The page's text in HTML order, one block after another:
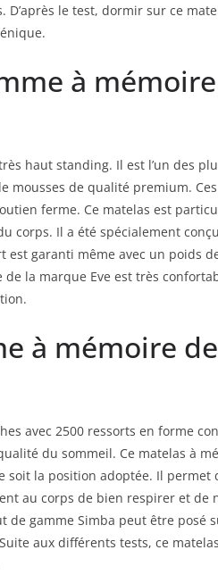
D’après le test, dormir sur ce
à
haut standing. Il est l’un des
mousses de qualité premium.
ferme. Ce matelas est
corps. Il a été spécialement
garanti même avec un poids
la marque Eve est très
à mémoire
avec 2500 ressorts en forme
du sommeil. Ce matelas à
la position adoptée. Il permet
au corps de bien respirer et de
gamme Simba peut être posé
aux différents tests, ce